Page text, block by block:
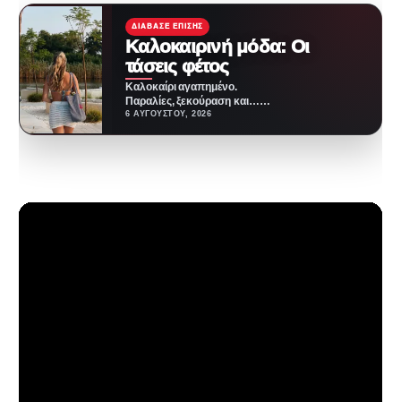
ΔΙΆΒΑΣΕ ΕΠΊΣΗΣ
Καλοκαιρινή μόδα: Οι
τάσεις φέτος
Καλοκαίρι αγαπημένο.
Παραλίες, ξεκούραση και…
ζέστη! Καμία θερμοκρασία δε θα
6 ΑΥΓΟΎΣΤΟΥ, 2026